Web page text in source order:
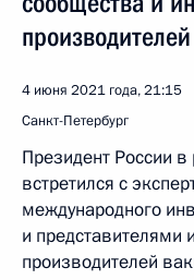
4 июня 2021 года, 21:15
Санкт-Петербург
Президент России
встретился с
международного
и представителями
производителей